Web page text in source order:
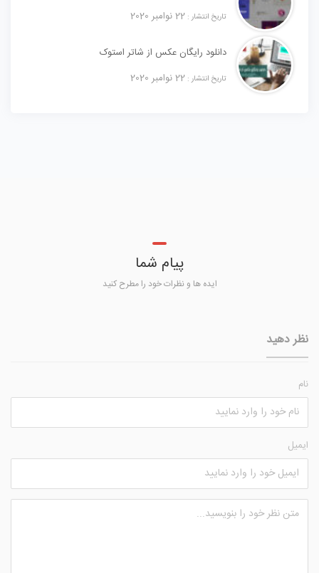
تاریخ انتشار : 22 نوامبر 2020
دانلود رایگان عکس از شاتر استوک
تاریخ انتشار : 22 نوامبر 2020
پیام شما
ایده ها و نظرات خود را مطرح کنید
نظر دهید
نام
ایمیل